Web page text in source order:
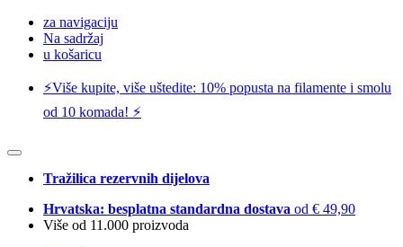
za navigaciju
Na sadržaj
u košaricu
⚡️Više kupite, više uštedite: 10% popusta na filamente i smolu
od 10 komada! ⚡️
Tražilica rezervnih dijelova
Hrvatska: besplatna standardna dostava od € 49,90
Više od 11.000 proizvoda